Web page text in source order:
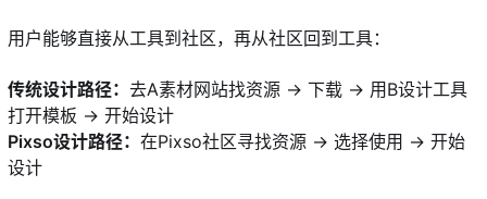
用户能够直接从工具到社区，再从社区回到工具：
传统设计路径： 去A素材网站找资源 → 下载 → 用B设计工具
打开模板 → 开始设计
Pixso设计路径： 在Pixso社区寻找资源 → 选择使用 → 开始
设计